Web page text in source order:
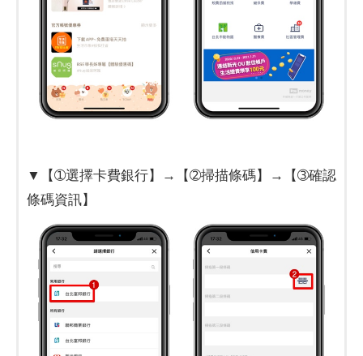
▼【➀選擇卡費銀行】→【➁掃描條碼】→【➂確認
條碼資訊】